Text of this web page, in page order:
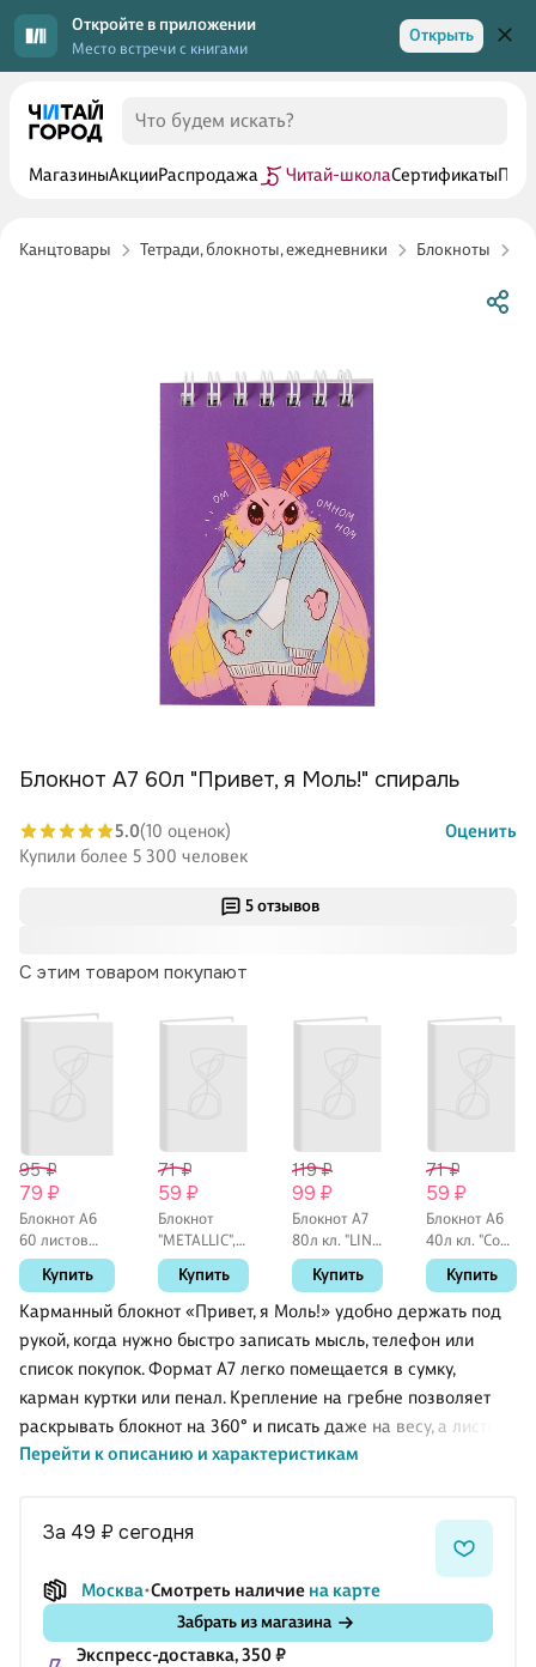
Откройте в приложении
Место встречи с книгами
Открыть
МагазиныАкцииРаспродажа Читай-школаСертификаты
Канцтовары Тетради, блокноты, ежедневники Блокноты
5 отзывов
Карманный блокнот «Привет, я Моль!» удобно держать под
рукой, когда нужно быстро записать мысль, телефон или
список покупок. Формат А7 легко помещается в сумку,
карман куртки или пенал. Крепление на гребне позволяет
раскрывать блокнот на 360° и писать даже на весу, а листы
аккуратно переворачиваются и не мнутся. Подойдёт
подарком.
Перейти к описанию и характеристикам
С этим товаром покупают
95 ₽
79 ₽
Блокнот А6
60 листов
"Цып Цыпыч"
спираль
Купить
71 ₽
59 ₽
Блокнот
"METALLIC",
А6, 40
листов,
клетка,
фиолетовый
Купить
119 ₽
99 ₽
Блокнот А7
80л кл. "LINE
NEON"
розовый,
пласт.обл,
спираль
Купить
71 ₽
59 ₽
Блокнот А6
40л кл. "Cool
Animals"
карт.обл.,
гребень,
Купить
Блокнот А7 60л "Привет, я Моль!" спираль
5.0(10 оценок)
Оценить
Купили более 5 300 человек
за 49 ₽ сегодня
Москва Смотреть наличие на карте
Забрать из магазина
Экспресс-доставка, 350 ₽